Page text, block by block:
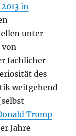
in
unter
von
fachlicher
des
weitgehend
Trump
Jahre